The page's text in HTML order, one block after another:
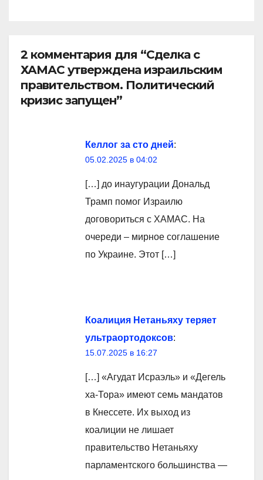
2 комментария для “Сделка с
ХАМАС утверждена израильским
правительством. Политический
кризис запущен”
Келлог за сто дней:
05.02.2025 в 04:02
[…] до инаугурации Дональд
Трамп помог Израилю
договориться с ХАМАС. На
очереди – мирное соглашение
по Украине. Этот […]
Коалиция Нетаньяху теряет
ультраортодоксов:
15.07.2025 в 16:27
[…] «Агудат Исраэль» и «Дегель
ха-Тора» имеют семь мандатов
в Кнессете. Их выход из
коалиции не лишает
правительство Нетаньяху
парламентского большинства —